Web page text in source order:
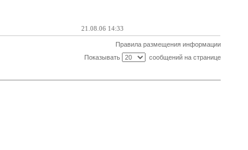
21.08.06 14:33
Правила размещения информации
Показывать
сообщений на странице